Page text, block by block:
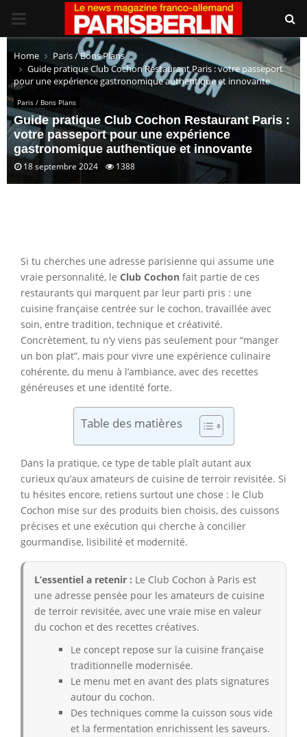
PRIMARY
MENU
Home
Paris / Bons Plans
Guide pratique Club Cochon Restaurant Paris : votre passeport
pour une expérience gastronomique authentique et innovante
Paris / Bons Plans
Guide pratique Club Cochon Restaurant Paris :
votre passeport pour une expérience
gastronomique authentique et innovante
18 septembre 2024 1388
Si tu cherches une adresse parisienne qui assume une
vraie personnalité, le Club Cochon fait partie de ces
restaurants qui marquent par leur parti pris : une
cuisine française centrée sur le cochon, travaillée avec
soin, entre tradition, technique et créativité.
Concrètement, tu n’y viens pas seulement pour “manger
un bon plat”, mais pour vivre une expérience culinaire
cohérente, du menu à l’ambiance, avec des recettes
généreuses et une identité forte.
Table des matières
Dans la pratique, ce type de table plaît autant aux
curieux qu’aux amateurs de cuisine de terroir revisitée. Si
tu hésites encore, retiens surtout une chose : le Club
Cochon mise sur des produits bien choisis, des cuissons
précises et une exécution qui cherche à concilier
gourmandise, lisibilité et modernité.
L’essentiel a retenir : Le Club Cochon à Paris est
une adresse pensée pour les amateurs de cuisine
de terroir revisitée, avec une vraie mise en valeur
du cochon et des recettes créatives.
Le concept repose sur la cuisine française
traditionnelle modernisée.
Le menu met en avant des plats signatures
autour du cochon.
Des techniques comme la cuisson sous vide
et la fermentation enrichissent les saveurs.